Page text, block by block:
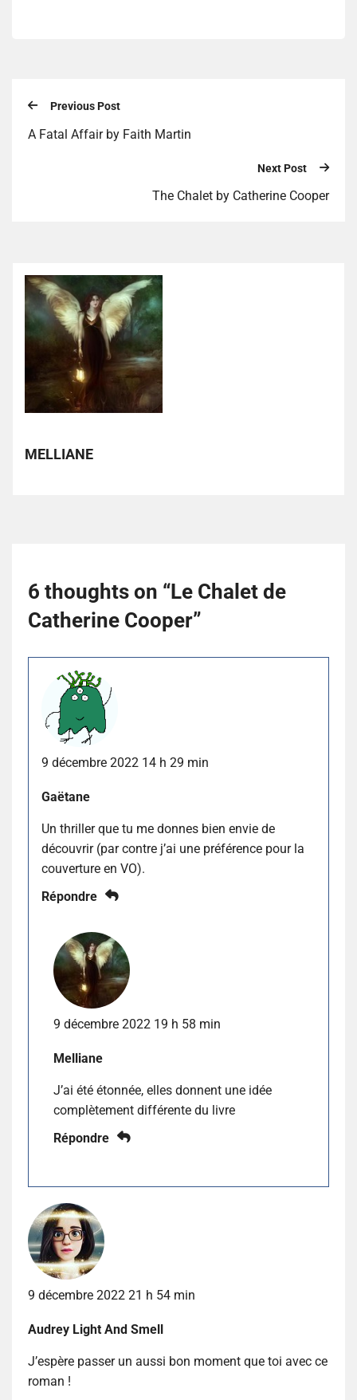
Previous Post
A Fatal Affair by Faith Martin
Next Post
The Chalet by Catherine Cooper
MELLIANE
6 thoughts on “Le Chalet de
Catherine Cooper”
9 décembre 2022 14 h 29 min
Gaëtane
Un thriller que tu me donnes bien envie de
découvrir (par contre j’ai une préférence pour la
couverture en VO).
Répondre
9 décembre 2022 19 h 58 min
Melliane
J’ai été étonnée, elles donnent une idée
complètement différente du livre
Répondre
9 décembre 2022 21 h 54 min
Audrey Light And Smell
J’espère passer un aussi bon moment que toi avec ce
roman !